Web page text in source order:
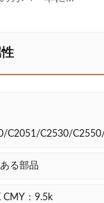
C2051/C2530/
る部品
CMY：9.5k